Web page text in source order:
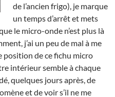
de l’ancien frigo), je marque
un temps d’arrêt et mets
le micro-onde n’est plus là
j’ai un peu de mal à me
position de ce fichu micro
intérieur semble à chaque
quelques jours après, de
et de voir s’il ne me